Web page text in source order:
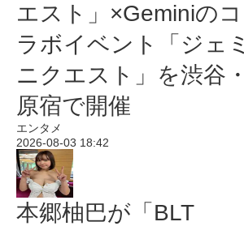
エスト」×Geminiのコ
ラボイベント「ジェミ
ニクエスト」を渋谷・
原宿で開催
エンタメ
2026-08-03 18:42
本郷柚巴が「BLT